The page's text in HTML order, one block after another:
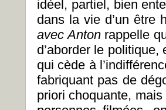
idéel, partiel, bien
dans la vie d’un être
avec Antonrappelle
d’aborder le
qui cède à
fabriquant pas de
priori choquante,